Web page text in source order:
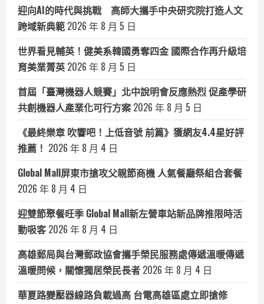
迎向AI的時代與挑戰 高師大攜手中央研究院打造人文
跨域新典範 2026 年 8 月 5 日
世界看見輔英！健美系韓國勇奪四金 國際合作再升級培
育美業菁英 2026 年 8 月 5 日
首屆「臺灣機器人競賽」北中說明會反應熱烈 促產學研
共創機器人產業化可行方案 2026 年 8 月 5 日
《最終樂章 吹響吧！上低音號 前篇》獲網友4.4星好評
推薦！ 2026 年 8 月 4 日
Global Mall屏東市搶攻父親節商機 人氣餐廳祭組合套餐
2026 年 8 月 4 日
迎雙節聚餐旺季 Global Mall新左營車站新品牌推限時活
動吸客 2026 年 8 月 4 日
高雄郵局與台灣郵政協會攜手榮民服務處傳遞溫暖傳遞
溫暖問候，關懷獨居榮民長者 2026 年 8 月 4 日
華夏路變壓器線路負載過高 台電高雄區處立即搶修